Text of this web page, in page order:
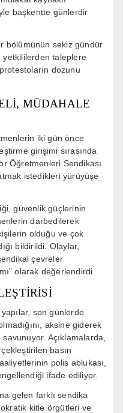
başkentte günlerdir
bölümünün sekiz gündür
yetkililerden taleplere
dozunu
MÜDAHALE
iki gün önce
girişimi sırasında
Öğretmenleri Sendikası
istedikleri yürüyüşe
güvenlik güçlerinin
darbedilerek
olduğu ve çok
bildirildi. Olaylar,
çevreler
olarak değerlendirdi.
son günlerde
aksine giderek
Açıklamalarda,
basın
polis ablukası,
ifade ediliyor.
gelen farklı sendika
kitle örgütleri ve